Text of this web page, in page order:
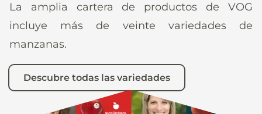
La amplia cartera de productos de VOG
incluye más de veinte variedades de
manzanas.
Descubre todas las variedades